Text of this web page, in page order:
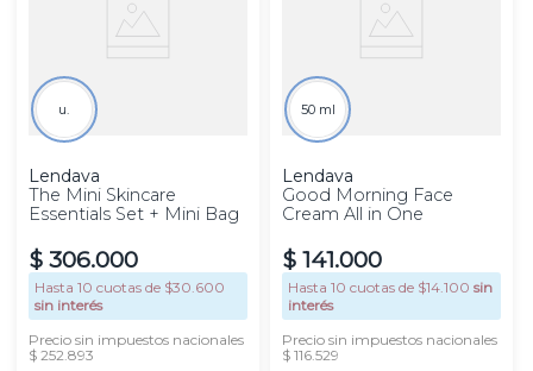
u.
Lendava
The Mini Skincare
Essentials Set + Mini Bag
$ 306.000
Hasta 10 cuotas de $30.600
sin interés
Precio sin impuestos nacionales
$ 252.893
50 ml
Lendava
Good Morning Face
Cream All in One
$ 141.000
Hasta10 cuotas de $14.100 sin
interés
Precio sin impuestos nacionales
$ 116.529